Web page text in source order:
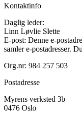
Kontaktinfo
Daglig leder:
Linn Løvlie Slette
E-post: Denne e-
samler e-postadresser.
Org.nr: 984 257 503
Postadresse
Myrens verksted 3b
0476 Oslo